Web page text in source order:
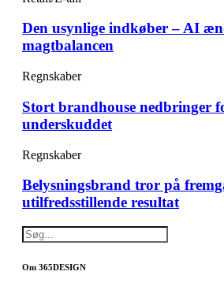
Den usynlige indkøber – AI
magtbalancen
Regnskaber
Stort brandhouse nedbringer
underskuddet
Regnskaber
Belysningsbrand tror på
utilfredsstillende resultat
Om 365DESIGN